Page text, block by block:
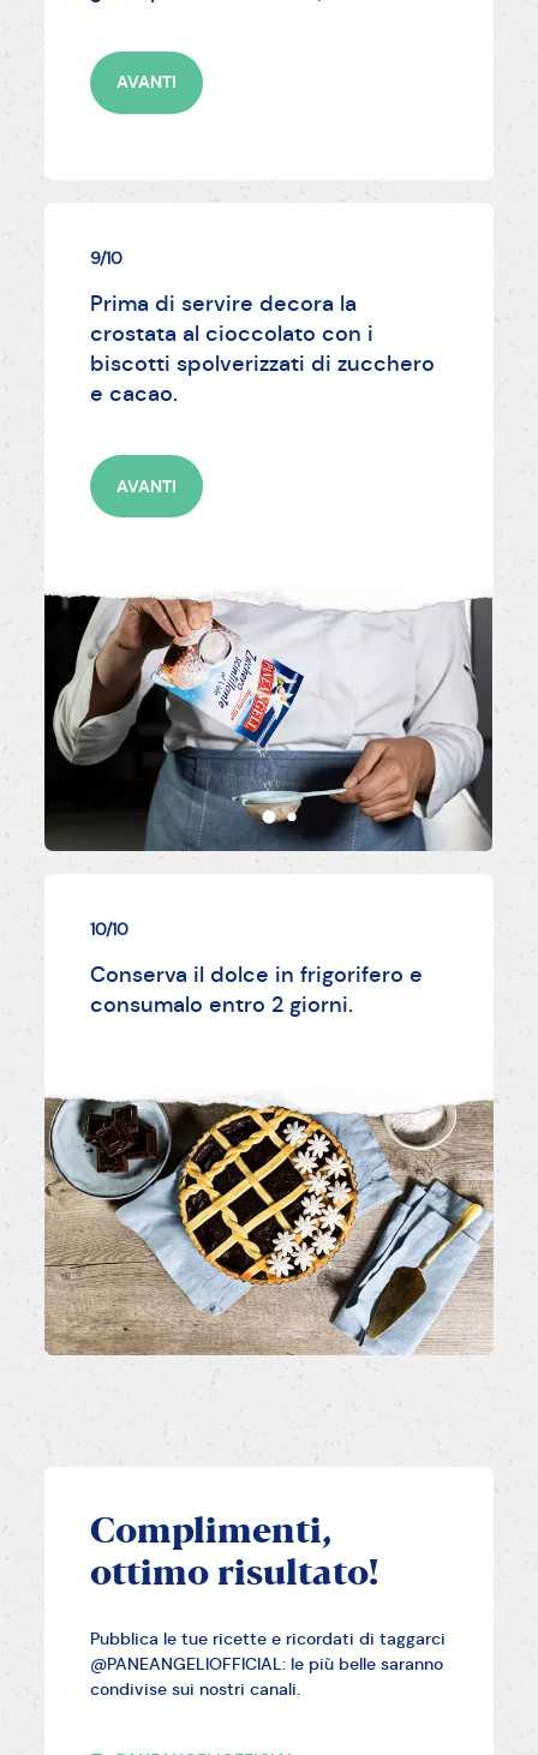
AVANTI
9/10
Prima di servire decora la
crostata al cioccolato con i
biscotti spolverizzati di zucchero
e cacao.
AVANTI
10/10
Conserva il dolce in frigorifero e
consumalo entro 2 giorni.
Complimenti,
ottimo risultato!
Pubblica le tue ricette e ricordati di taggarci
@PANEANGELIOFFICIAL: le più belle saranno
condivise sui nostri canali.